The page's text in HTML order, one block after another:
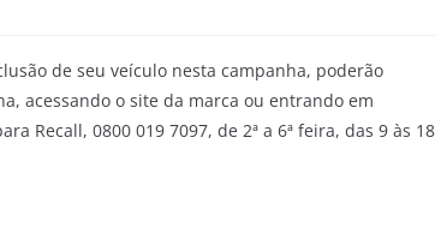
de seu veículo nesta campanha, poderão
acessando o site da marca ou entrando em
Recall, 0800 019 7097, de 2ª a 6ª feira, das 9 às 18